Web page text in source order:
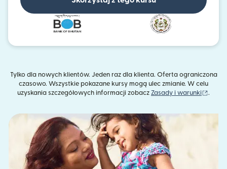
Tylko dla nowych klientów. Jeden raz dla klienta. Oferta ograniczona
czasowo. Wszystkie pokazane kursy mogą ulec zmianie. W celu
uzyskania szczegółowych informacji zobacz Zasady i warunki .